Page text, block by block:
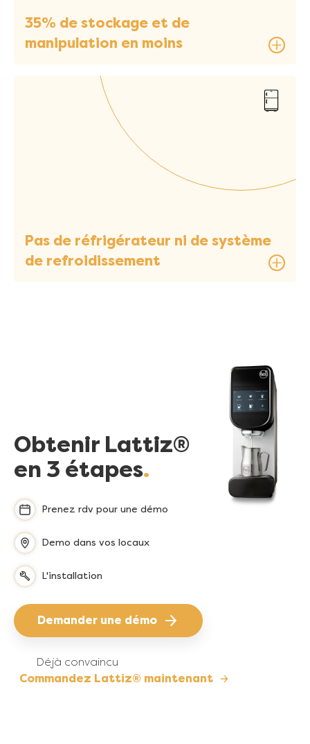
35% de stockage et de
manipulation en moins
Pas de réfrigérateur ni de système
de refroidissement
Obtenir Lattiz®
en 3 étapes
Prenez rdv pour une démo
Demo dans vos locaux
L'installation
Demander une démo
Déjà convaincu
Commandez Lattiz® maintenant